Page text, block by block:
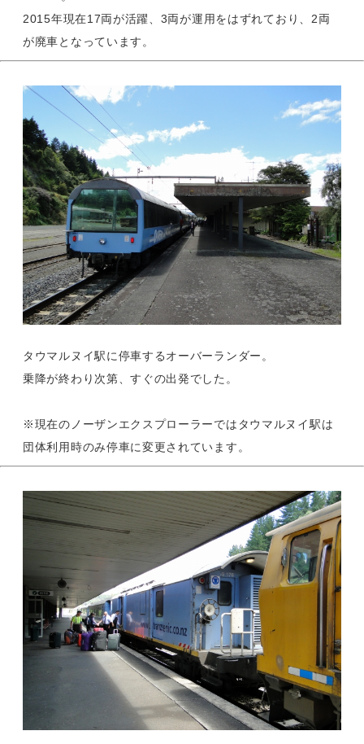
2015年現在17両が活躍、3両が運用をはずれており、2両
が廃車となっています。
タウマルヌイ駅に停車するオーバーランダー。
乗降が終わり次第、すぐの出発でした。
※現在のノーザンエクスプローラーではタウマルヌイ駅は
団体利用時のみ停車に変更されています。